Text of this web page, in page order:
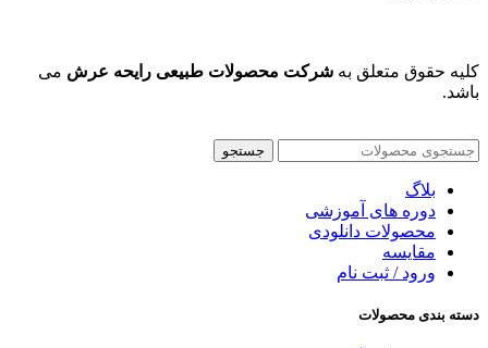
کلیه حقوق متعلق به شرکت محصولات طبیعی رایحه عرش می
باشد.
جستجو
بلاگ
دوره های آموزشی
محصولات دانلودی
مقایسه
ورود / ثبت نام
دسته بندی محصولات